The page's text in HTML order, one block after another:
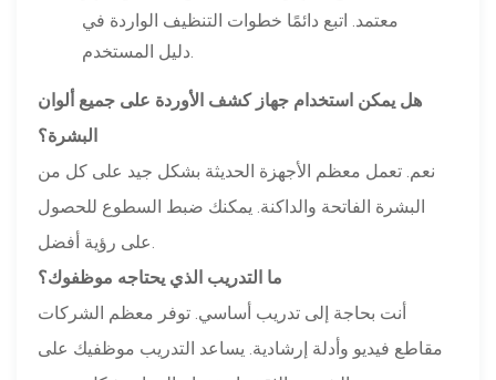
معتمد. اتبع دائمًا خطوات التنظيف الواردة في
هل يمكن استخدام جهاز كشف الأوردة على جميع ألوان
البشرة؟
نعم. تعمل معظم الأجهزة الحديثة بشكل جيد على كل من
البشرة الفاتحة والداكنة. يمكنك ضبط السطوع للحصول
ما التدريب الذي يحتاجه موظفوك؟
أنت بحاجة إلى تدريب أساسي. توفر معظم الشركات
مقاطع فيديو وأدلة إرشادية. يساعد التدريب موظفيك على